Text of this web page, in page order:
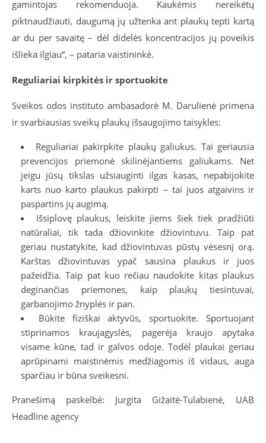
gamintojas rekomenduoja. Kaukėmis nereikėtų
piktnaudžiauti, daugumą jų užtenka ant plaukų tepti kartą
ar du per savaitę – dėl didelės koncentracijos jų poveikis
išlieka ilgiau“, – pataria vaistininkė.
Reguliariai kirpkitės ir sportuokite
Sveikos odos instituto ambasadorė M. Darulienė primena
ir svarbiausias sveikų plaukų išsaugojimo taisykles:
Reguliariai pakirpkite plaukų galiukus. Tai geriausia
prevencijos priemonė skilinėjantiems galiukams. Net
jeigu jūsų tikslas užsiauginti ilgas kasas, nepabijokite
karts nuo karto plaukus pakirpti – tai juos atgaivins ir
paspartins jų augimą.
Išsiplovę plaukus, leiskite jiems šiek tiek pradžiūti
natūraliai, tik tada džiovinkite džiovintuvu. Taip pat
geriau nustatykite, kad džiovintuvas pūstų vėsesnį orą.
Karštas džiovintuvas ypač sausina plaukus ir juos
pažeidžia. Taip pat kuo rečiau naudokite kitas plaukus
deginančias priemones, kaip plaukų tiesintuvai,
garbanojimo žnyplės ir pan.
Būkite fiziškai aktyvūs, sportuokite. Sportuojant
stiprinamos kraujagyslės, pagerėja kraujo apytaka
visame kūne, tad ir galvos odoje. Todėl plaukai geriau
aprūpinami maistinėmis medžiagomis iš vidaus, auga
sparčiau ir būna sveikesni.
Pranešimą paskelbė: Jurgita Gižaitė-Tulabienė, UAB
Headline agency